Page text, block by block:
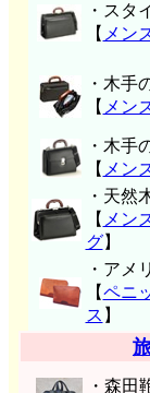
・スタ
【 メン
・木手
【 メン
・木手
【 メン
・天然
【 メン
グ】
・アメ
【ペニ
ス 】
・森田